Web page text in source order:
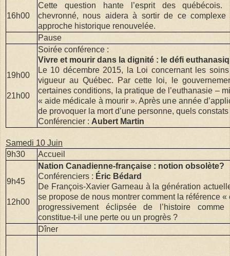
16h00
Cette question hante l’esprit des québécois.
chevronné, nous aidera à sortir de ce
approche historique renouvelée.
Pause
19h00
21h00
Soirée conférence :
Vivre et mourir dans la dignité : le défi
Le 10 décembre 2015, la Loi concernant les
vigueur au Québec. Par cette loi, le
certaines conditions, la pratique de l’euthanasie –
« aide médicale à mourir ». Après une année
de provoquer la mort d’une personne, quels constats
Conférencier : Aubert Martin
Samedi 10 Juin
9h30
Accueil
9h45
12h00
Nation Canadienne-française : notion obsolète?
Conférenciers : Éric Bédard
De François-Xavier Garneau à la génération
se propose de nous montrer comment la référence «
progressivement éclipsée de l’histoire
constitue-t-il une perte ou un progrès ?
Dîner